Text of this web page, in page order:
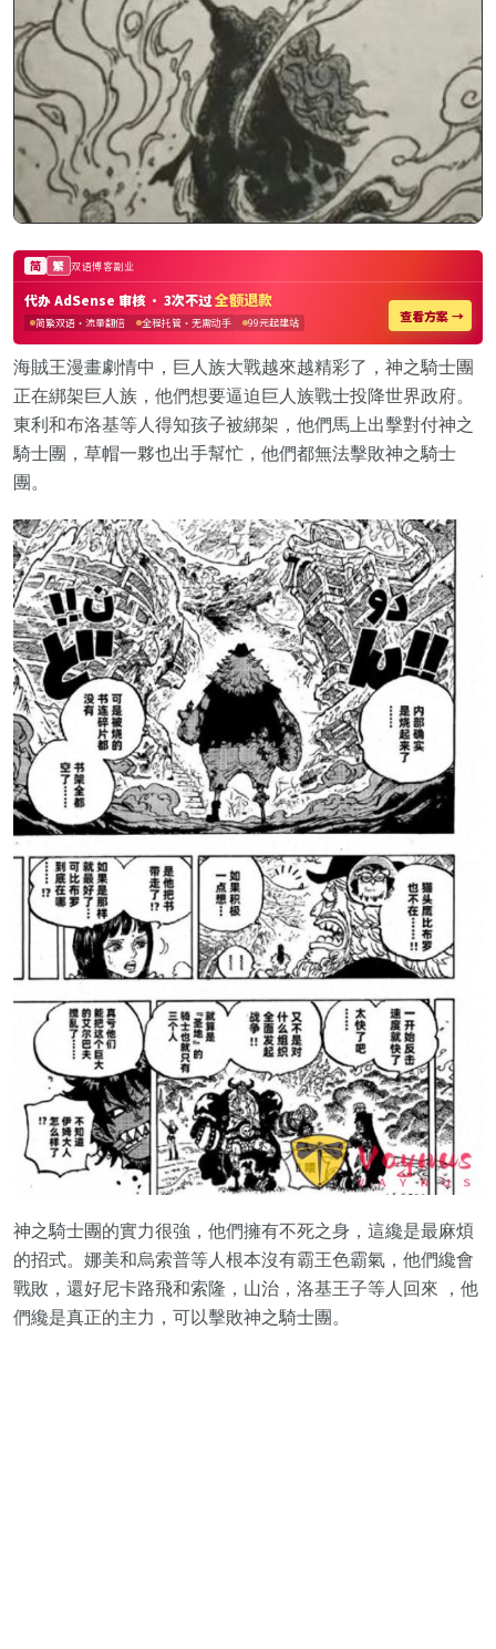
海賊王漫畫劇情中，巨人族大戰越來越精彩了，神之騎士團
正在綁架巨人族，他們想要逼迫巨人族戰士投降世界政府。
東利和布洛基等人得知孩子被綁架，他們馬上出擊對付神之
騎士團，草帽一夥也出手幫忙，他們都無法擊敗神之騎士
團。
神之騎士團的實力很強，他們擁有不死之身，這纔是最麻煩
的招式。娜美和烏索普等人根本沒有霸王色霸氣，他們纔會
戰敗，還好尼卡路飛和索隆，山治，洛基王子等人回來 ，他
們纔是真正的主力，可以擊敗神之騎士團。